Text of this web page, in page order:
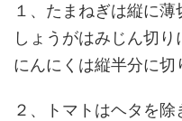
１、たまねぎは縦に薄
しょうがはみじん切り
にんにくは縦半分に切
２、トマトはヘタを除